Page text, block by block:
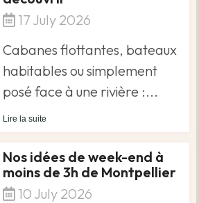
17 July 2026
Cabanes flottantes, bateaux
habitables ou simplement
posé face à une rivière :...
Lire la suite
Nos idées de week-end à
moins de 3h de Montpellier
10 July 2026